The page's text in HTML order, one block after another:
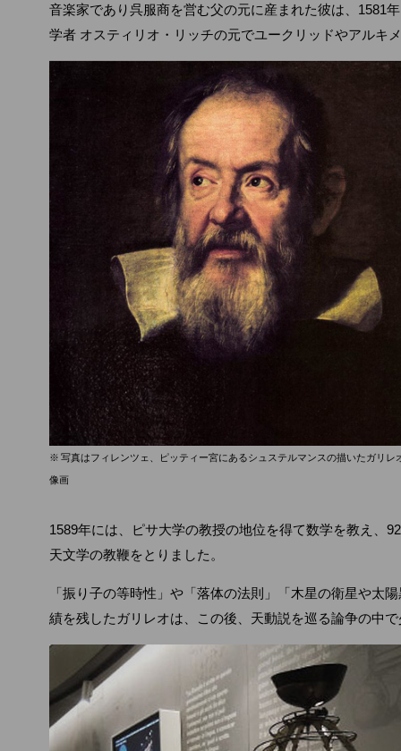
音楽家であり呉服商を営む父の元に産まれた彼は、1581
学者 オスティリオ・リッチの元でユークリッドやアルキ
※ 写真はフィレンツェ、ピッティー宮にあるシュステルマンスの描いたガリレ
像画
1589年には、ピサ大学の教授の地位を得て数学を教え、
天文学の教鞭をとりました。
「振り子の等時性」や「落体の法則」「木星の衛星や太
績を残したガリレオは、この後、天動説を巡る論争の中